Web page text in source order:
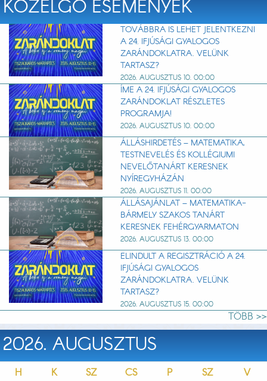
KÖZELGŐ ESEMÉNYEK
TOVÁBBRA IS LEHET JELENTKEZNI
A 24. IFJÚSÁGI GYALOGOS
ZARÁNDOKLATRA. VELÜNK
TARTASZ?
2026. AUGUSZTUS 10. 00:00
ÍME A 24. IFJÚSÁGI GYALOGOS
ZARÁNDOKLAT RÉSZLETES
PROGRAMJA!
2026. AUGUSZTUS 10. 00:00
ÁLLÁSHIRDETÉS – MATEMATIKA,
TESTNEVELÉS ÉS KOLLÉGIUMI
NEVELŐTANÁRT KERESNEK
NYÍREGYHÁZÁN
2026. AUGUSZTUS 11. 00:00
ÁLLÁSAJÁNLAT – MATEMATIKA-
BÁRMELY SZAKOS TANÁRT
KERESNEK FEHÉRGYARMATON
2026. AUGUSZTUS 13. 00:00
ELINDULT A REGISZTRÁCIÓ A 24.
IFJÚSÁGI GYALOGOS
ZARÁNDOKLATRA. VELÜNK
TARTASZ?
2026. AUGUSZTUS 15. 00:00
TÖBB >>
2026. AUGUSZTUS
H K SZ CS P SZ
V